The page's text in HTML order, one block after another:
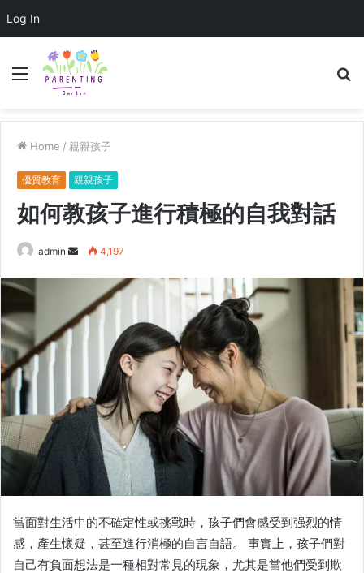
Log In
Menu
Home / 親親孩子
優質教育 親親孩子
如何教孩子進行積極的自我對話
admin
d
a
a
4,197
當面對生活中的不確定性或挑戰時，孩子們會感受到强烈的情
感，產生懷疑，甚至進行消極的自言自語。 事實上，孩子們對
自己有負面想法是一種相對常見的現象，尤其是當他們受到欺